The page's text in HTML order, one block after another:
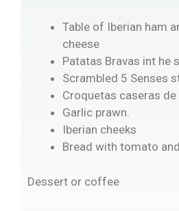
Table of Iberian ham
cheese
Patatas Bravas int he
Scrambled 5 Senses
Croquetas caseras
Garlic prawn.
Iberian cheeks
Bread with tomato
Dessert or coffee